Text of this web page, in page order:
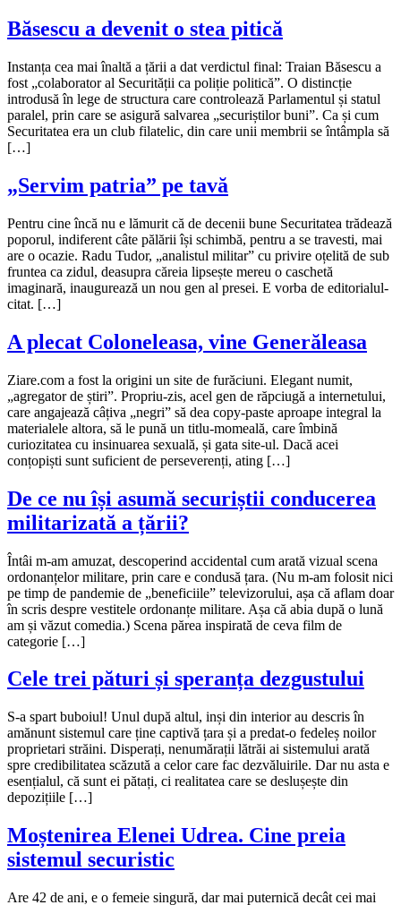
Băsescu a devenit o stea pitică
Instanța cea mai înaltă a țării a dat verdictul final: Traian Băsescu a
fost „colaborator al Securității ca poliție politică”. O distincție
introdusă în lege de structura care controlează Parlamentul și statul
paralel, prin care se asigură salvarea „securiștilor buni”. Ca și cum
Securitatea era un club filatelic, din care unii membrii se întâmpla să
[…]
„Servim patria” pe tavă
Pentru cine încă nu e lămurit că de decenii bune Securitatea trădează
poporul, indiferent câte pălării își schimbă, pentru a se travesti, mai
are o ocazie. Radu Tudor, „analistul militar” cu privire oțelită de sub
fruntea ca zidul, deasupra căreia lipsește mereu o caschetă
imaginară, inaugurează un nou gen al presei. E vorba de editorialul-
citat. […]
A plecat Coloneleasa, vine Generăleasa
Ziare.com a fost la origini un site de furăciuni. Elegant numit,
„agregator de știri”. Propriu-zis, acel gen de răpciugă a internetului,
care angajează câțiva „negri” să dea copy-paste aproape integral la
materialele altora, să le pună un titlu-momeală, care îmbină
curiozitatea cu insinuarea sexuală, și gata site-ul. Dacă acei
conțopiști sunt suficient de perseverenți, ating […]
De ce nu își asumă securiștii conducerea
militarizată a țării?
Întâi m-am amuzat, descoperind accidental cum arată vizual scena
ordonanțelor militare, prin care e condusă țara. (Nu m-am folosit nici
pe timp de pandemie de „beneficiile” televizorului, așa că aflam doar
în scris despre vestitele ordonanțe militare. Așa că abia după o lună
am și văzut comedia.) Scena părea inspirată de ceva film de
categorie […]
Cele trei pături și speranța dezgustului
S-a spart buboiul! Unul după altul, inși din interior au descris în
amănunt sistemul care ține captivă țara și a predat-o fedeleș noilor
proprietari străini. Disperați, nenumărații lătrăi ai sistemului arată
spre credibilitatea scăzută a celor care fac dezvăluirile. Dar nu asta e
esențialul, că sunt ei pătați, ci realitatea care se deslușește din
depozițiile […]
Moștenirea Elenei Udrea. Cine preia
sistemul securistic
Are 42 de ani, e o femeie singură, dar mai puternică decât cei mai